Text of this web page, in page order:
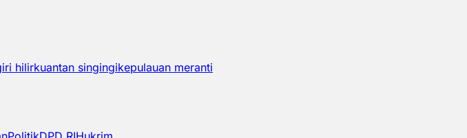
hilirkuantan singingikepulauan meranti